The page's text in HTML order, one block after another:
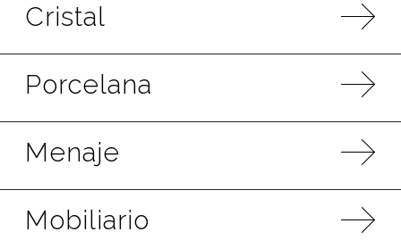
Cristal
Porcelana
Menaje
Mobiliario